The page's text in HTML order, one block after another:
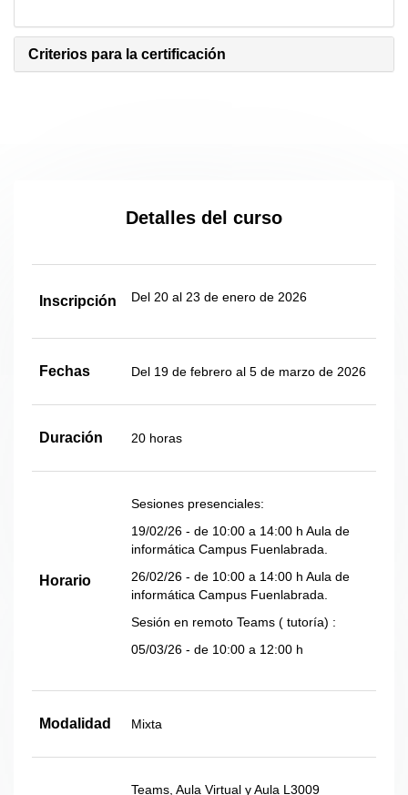
Criterios para la certificación
Detalles del curso
Inscripción Del 20 al 23 de enero de 2026
Fechas Del 19 de febrero al 5 de marzo de 2026
Duración 20 horas
Horario
Sesiones presenciales:
19/02/26 - de 10:00 a 14:00 h Aula de
informática Campus Fuenlabrada.
26/02/26 - de 10:00 a 14:00 h Aula de
informática Campus Fuenlabrada.
Sesión en remoto Teams ( tutoría) :
05/03/26 - de 10:00 a 12:00 h
Modalidad Mixta
Teams, Aula Virtual y Aula L3009